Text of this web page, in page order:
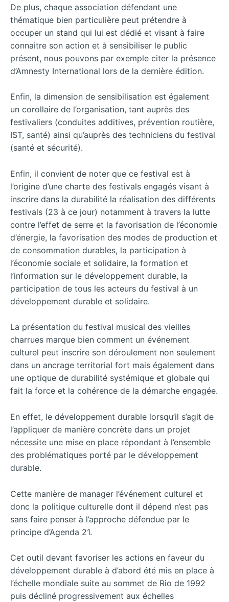
De plus, chaque association défendant une
thématique bien particulière peut prétendre à
occuper un stand qui lui est dédié et visant à faire
connaitre son action et à sensibiliser le public
présent, nous pouvons par exemple citer la présence
d’Amnesty International lors de la dernière édition.
Enfin, la dimension de sensibilisation est également
un corollaire de l’organisation, tant auprès des
festivaliers (conduites additives, prévention routière,
IST, santé) ainsi qu’auprès des techniciens du festival
(santé et sécurité).
Enfin, il convient de noter que ce festival est à
l’origine d’une charte des festivals engagés visant à
inscrire dans la durabilité la réalisation des différents
festivals (23 à ce jour) notamment à travers la lutte
contre l’effet de serre et la favorisation de l’économie
d’énergie, la favorisation des modes de production et
de consommation durables, la participation à
l’économie sociale et solidaire, la formation et
l’information sur le développement durable, la
participation de tous les acteurs du festival à un
développement durable et solidaire.
La présentation du festival musical des vieilles
charrues marque bien comment un événement
culturel peut inscrire son déroulement non seulement
dans un ancrage territorial fort mais également dans
une optique de durabilité systémique et globale qui
fait la force et la cohérence de la démarche engagée.
En effet, le développement durable lorsqu’il s’agit de
l’appliquer de manière concrète dans un projet
nécessite une mise en place répondant à l’ensemble
des problématiques porté par le développement
durable.
Cette manière de manager l’événement culturel et
donc la politique culturelle dont il dépend n’est pas
sans faire penser à l’approche défendue par le
principe d’Agenda 21.
Cet outil devant favoriser les actions en faveur du
développement durable à d’abord été mis en place à
l’échelle mondiale suite au sommet de Rio de 1992
puis décliné progressivement aux échelles